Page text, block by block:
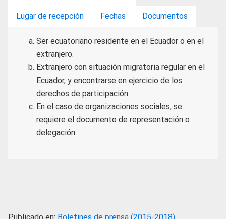
Lugar de recepción Fechas Documentos
Ser ecuatoriano residente en el Ecuador o en el
extranjero.
Extranjero con situación migratoria regular en el
Ecuador, y encontrarse en ejercicio de los
derechos de participación.
En el caso de organizaciones sociales, se
requiere el documento de representación o
delegación.